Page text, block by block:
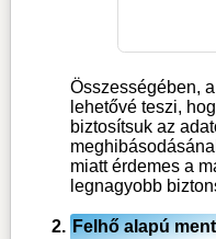
Összességében,
lehetővé teszi,
biztosítsuk az
miatt érdemes a
legnagyobb
Felhő alapú